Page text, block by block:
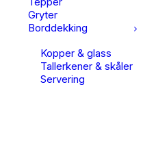
Gryter
Borddekking
Kopper & glass
Tallerkener & skåler
Servering